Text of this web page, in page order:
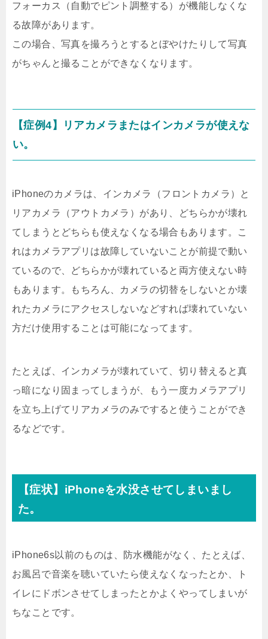
フォーカス（自動でピント調整する）が機能しなくな
る故障があります。
この場合、写真を撮ろうとするとぼやけたりして写真
がちゃんと撮ることができなくなります。
【症例4】リアカメラまたはインカメラが使えな
い。
iPhoneのカメラは、インカメラ（フロントカメラ）と
リアカメラ（アウトカメラ）があり、どちらかが壊れ
てしまうとどちらも使えなくなる場合もあります。こ
れはカメラアプリは故障していないことが前提で動い
ているので、どちらかが壊れていると両方使えない時
もあります。もちろん、カメラの切替をしないとか壊
れたカメラにアクセスしないなどすれば壊れていない
方だけ使用することは可能になってます。
たとえば、インカメラが壊れていて、切り替えると真
っ暗になり固まってしまうが、もう一度カメラアプリ
を立ち上げてリアカメラのみですると使うことができ
るなどです。
【症状】iPhoneを水没させてしまいまし
た。
iPhone6s以前のものは、防水機能がなく、たとえば、
お風呂で音楽を聴いていたら使えなくなったとか、ト
イレにドボンさせてしまったとかよくやってしまいが
ちなことです。